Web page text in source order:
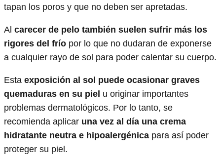
tapan los poros y que no deben ser apretadas.
Al carecer de pelo también suelen sufrir más los
rigores del frío por lo que no dudaran de exponerse
a cualquier rayo de sol para poder calentar su cuerpo.
Esta exposición al sol puede ocasionar graves
quemaduras en su piel u originar importantes
problemas dermatológicos. Por lo tanto, se
recomienda aplicar una vez al día una crema
hidratante neutra e hipoalergénica para así poder
proteger su piel.